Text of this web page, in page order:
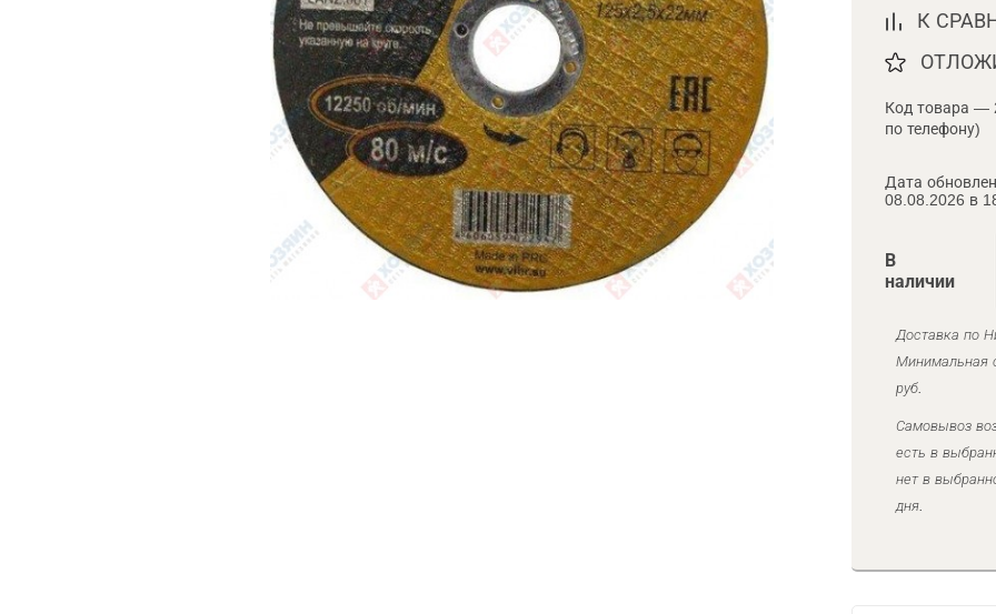
К
Код товара —
по телефону)
Дата
08.08.2026 в
В
наличии
Доставка по
Минимальная
руб.
Самовывоз
есть в
нет в
дня.